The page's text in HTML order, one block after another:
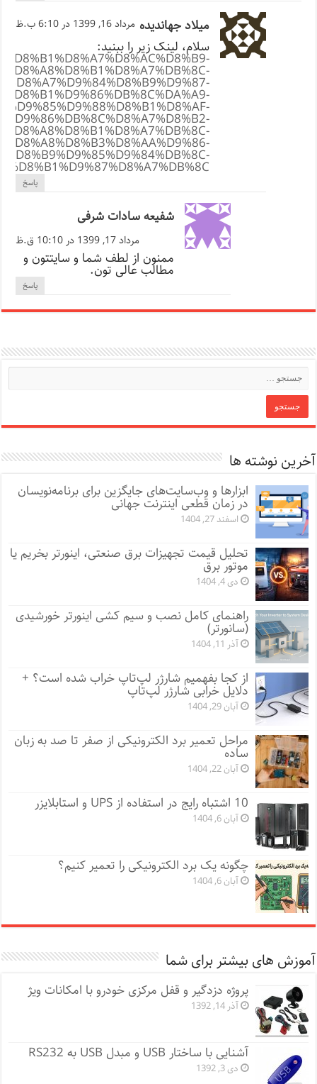
میلاد جهاندیده مرداد 16, 1399 در 6:10 ب.ظ
سلام، لینک زیر را ببنید:
%D8%A8%D8%B1%D8%A7%DB%8C-
%D9%85%D9%88%D8%B1%D8%AF-
%D9%86%DB%8C%D8%A7%D8%B2-
%D8%A8%D8%B1%D8%A7%DB%8C-
%D8%A8%D8%B3%D8%AA%D9%86-
%D8%B9%D9%85%D9%84%DB%8C-
پاسخ
شفیعه سادات شرفی
مرداد 17, 1399 در 10:10 ق.ظ
ممنون از لطف شما و سایتتون و
مطالب عالی تون.
پاسخ
آخرین نوشته ها
ابزارها و وب‌سایت‌های جایگزین برای برنامه‌نویسان
در زمان قطعی اینترنت جهانی
اسفند 27, 1404
تحلیل قیمت تجهیزات برق صنعتی، اینورتر بخریم یا
موتور برق
دی 4, 1404
راهنمای کامل نصب و سیم کشی اینورتر خورشیدی
(سانورتر)
آذر 11, 1404
از کجا بفهمیم شارژر لپ‌تاپ خراب شده است؟ +
دلایل خرابی شارژر لپ‌تاپ
آبان 29, 1404
مراحل تعمیر برد الکترونیکی از صفر تا صد به زبان
ساده
آبان 22, 1404
10 اشتباه رایج در استفاده از UPS و استابلایزر
آبان 6, 1404
چگونه یک برد الکترونیکی را تعمیر کنیم؟
آبان 6, 1404
آموزش های بیشتر برای شما
پروژه دزدگیر و قفل مرکزی خودرو با امکانات ویژ
آذر 14, 1392
آشنایی با ساختار USB و مبدل USB به RS232
دی 3, 1392